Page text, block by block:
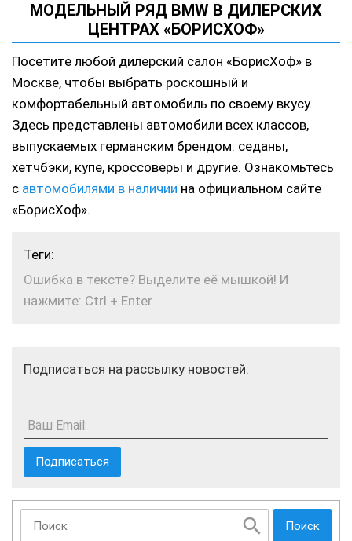
Поиск
МОДЕЛЬНЫЙ РЯД BMW В ДИЛЕРСКИХ
ЦЕНТРАХ «БОРИСХОФ»
Посетите любой дилерский салон «БорисХоф» в
Москве, чтобы выбрать роскошный и
комфортабельный автомобиль по своему вкусу.
Здесь представлены автомобили всех классов,
выпускаемых германским брендом: седаны,
хетчбэки, купе, кроссоверы и другие. Ознакомьтесь
с автомобилями в наличии на официальном сайте
«БорисХоф».
Теги:
Ошибка в тексте? Выделите её мышкой! И
нажмите: Ctrl + Enter
Подписаться на рассылку новостей:
Ваш Email: